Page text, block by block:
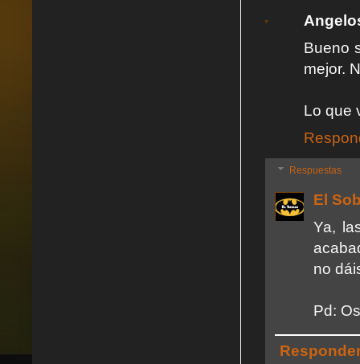
Bueno
mejor.
Lo que
Respuestas
El
Ya,
no
Pd: